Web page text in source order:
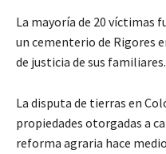
La mayoría de 20 víctimas
un cementerio de Rigores
de justicia de sus familiares.
La disputa de tierras en
propiedades otorgadas a
reforma agraria hace